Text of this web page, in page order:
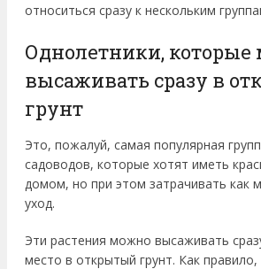
относиться сразу к нескольким
Однолетники,
высаживать сразу в
грунт
Это, пожалуй, самая популярная
садоводов, которые хотят иметь
домом, но при этом затрачивать как
уход.
Эти растения можно высаживать
место в открытый грунт. Как